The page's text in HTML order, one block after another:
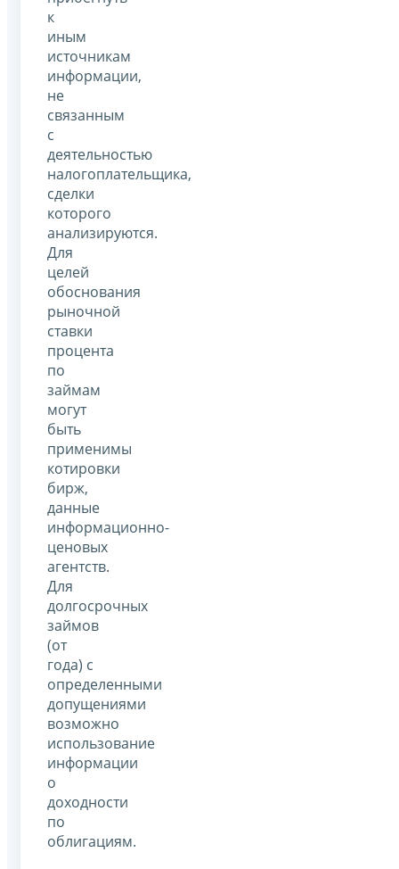
к
иным
источникам
информации,
не
связанным
с
деятельностью
налогоплательщика,
сделки
которого
анализируются.
Для
целей
обоснования
рыночной
ставки
процента
по
займам
могут
быть
применимы
котировки
бирж,
данные
информационно-
ценовых
агентств.
Для
долгосрочных
займов
(от
года) с
определенными
допущениями
возможно
использование
информации
о
доходности
по
облигациям.